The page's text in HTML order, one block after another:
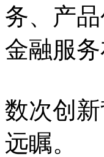
务、产
金融服务
数次创
远瞩。